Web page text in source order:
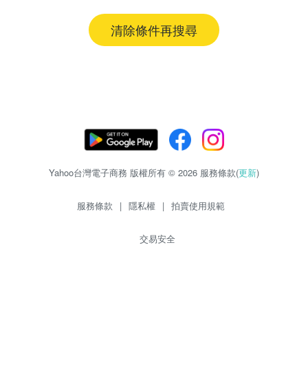
清除條件再搜尋
Yahoo台灣電子商務 版權所有 © 2026 服務條款(更新)
服務條款 | 隱私權 | 拍賣使用規範
交易安全